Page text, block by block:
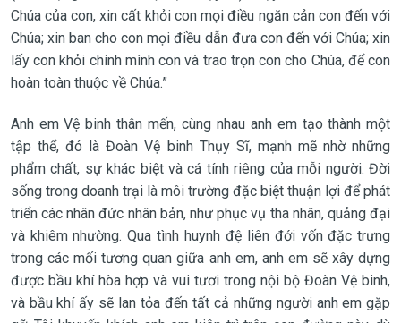
Chúa của con, xin cất khỏi con mọi điều ngăn cản con đến với
Chúa; xin ban cho con mọi điều dẫn đưa con đến với Chúa; xin
lấy con khỏi chính mình con và trao trọn con cho Chúa, để con
hoàn toàn thuộc về Chúa.”
Anh em Vệ binh thân mến, cùng nhau anh em tạo thành một
tập thể, đó là Đoàn Vệ binh Thụy Sĩ, mạnh mẽ nhờ những
phẩm chất, sự khác biệt và cá tính riêng của mỗi người. Đời
sống trong doanh trại là môi trường đặc biệt thuận lợi để phát
triển các nhân đức nhân bản, như phục vụ tha nhân, quảng đại
và khiêm nhường. Qua tình huynh đệ liên đới vốn đặc trưng
trong các mối tương quan giữa anh em, anh em sẽ xây dựng
được bầu khí hòa hợp và vui tươi trong nội bộ Đoàn Vệ binh,
và bầu khí ấy sẽ lan tỏa đến tất cả những người anh em gặp